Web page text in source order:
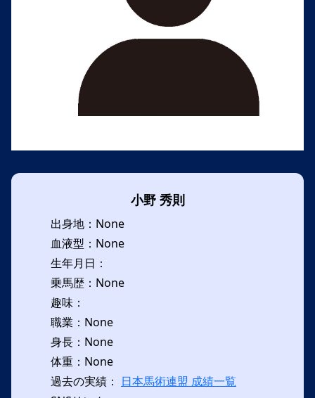
小野 秀則
出身地：None
血液型：None
生年月日：
乗馬歴：None
趣味：
職業：None
身長：None
体重：None
過去の実績： 日本馬術連盟 成績一覧